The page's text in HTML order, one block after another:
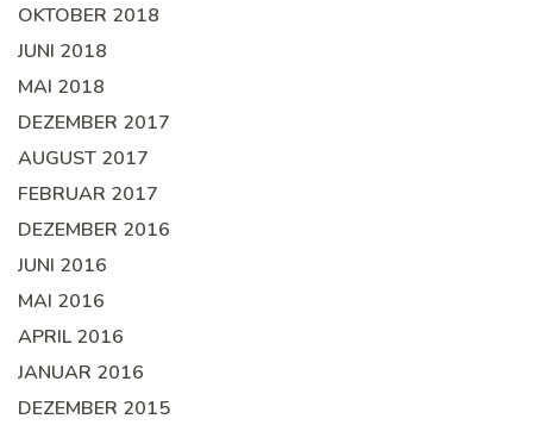
OKTOBER 2018
JUNI 2018
MAI 2018
DEZEMBER 2017
AUGUST 2017
FEBRUAR 2017
DEZEMBER 2016
JUNI 2016
MAI 2016
APRIL 2016
JANUAR 2016
DEZEMBER 2015